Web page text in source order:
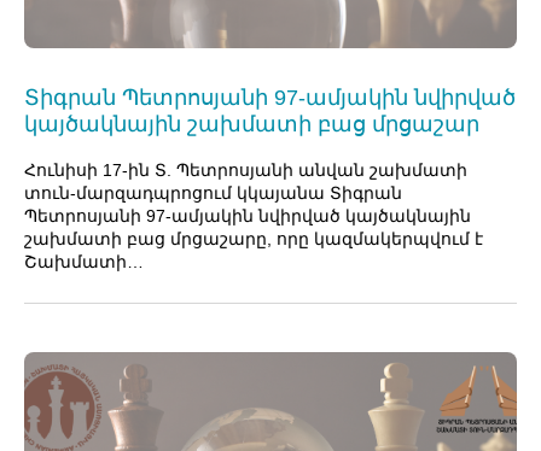
Տիգրան Պետրոսյանի 97-ամյակին նվիրված
կայծակնային շախմատի բաց մրցաշար
Հունիսի 17-ին Տ. Պետրոսյանի անվան շախմատի
տուն-մարզադպրոցում կկայանա Տիգրան
Պետրոսյանի 97-ամյակին նվիրված կայծակնային
շախմատի բաց մրցաշարը, որը կազմակերպվում է
Շախմատի…